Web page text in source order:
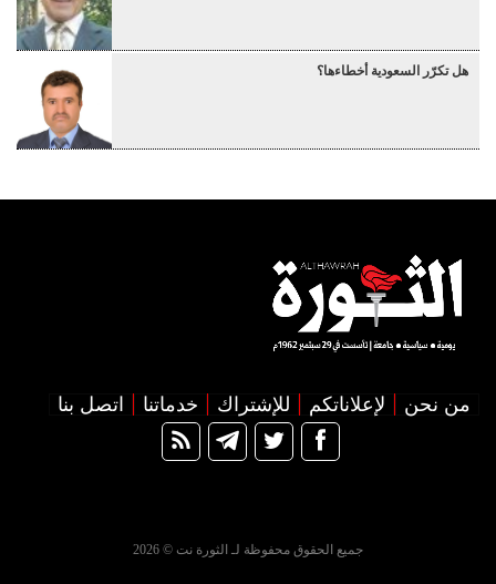
هل تكرّر السعودية أخطاءها؟
من نحن لإعلاناتكم للإشتراك خدماتنا اتصل بنا
جميع الحقوق محفوظة لـ الثورة نت © 2026